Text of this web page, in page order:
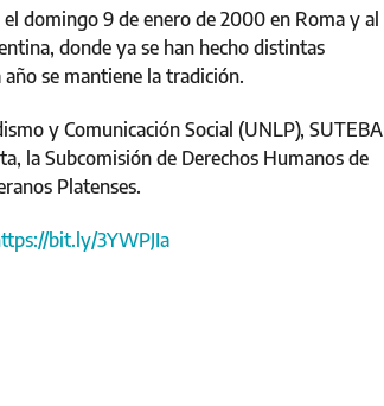
domingo 9 de enero de 2000 en Roma y al
donde ya se han hecho distintas
año se mantiene la tradición.
y Comunicación Social (UNLP), SUTEBA
la Subcomisión de Derechos Humanos de
Platenses.
bit.ly/3YWPJIa